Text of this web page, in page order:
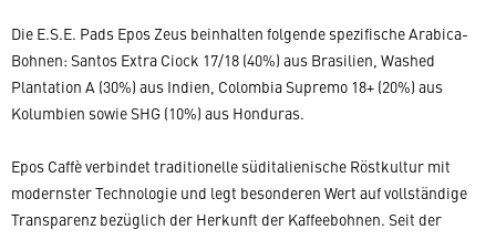
Die E.S.E. Pads Epos Zeus beinhalten folgende spezifische Arabica-
Bohnen: Santos Extra Ciock 17/18 (40%) aus Brasilien, Washed
Plantation A (30%) aus Indien, Colombia Supremo 18+ (20%) aus
Kolumbien sowie SHG (10%) aus Honduras.
Epos Caffè verbindet traditionelle süditalienische Röstkultur mit
modernster Technologie und legt besonderen Wert auf vollständige
Transparenz bezüglich der Herkunft der Kaffeebohnen. Seit der